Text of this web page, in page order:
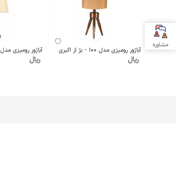
آباژور رومیزی مدل 100 - بژ از اکبری
ریال
آباژور رومیزی مدل 110 - کرم از اکبری
ریال
مشاوره